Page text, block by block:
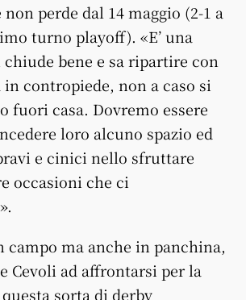
perde dal 14 maggio (2-1 a
turno playoff). «E’ una
chiude bene e sa ripartire con
contropiede, non a caso si
fuori casa. Dovremo essere
loro alcuno spazio ed
e cinici nello sfruttare
occasioni che ci
campo ma anche in panchina,
Cevoli ad affrontarsi per la
sorta di derby